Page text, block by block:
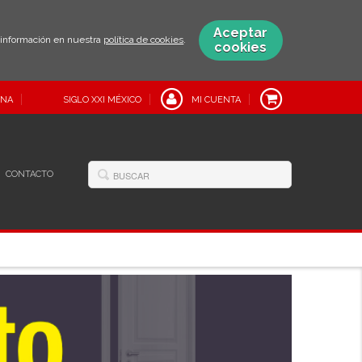
en nuestra política de cookies.
Aceptar
cookies
SIGLO XXI MÉXICO MI CUENTA
CONTACTO